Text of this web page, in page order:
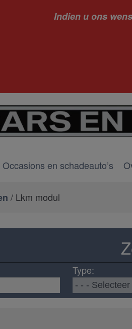
Indien u ons
Occasions en schadeauto’s
/ Lkm modul
Type: